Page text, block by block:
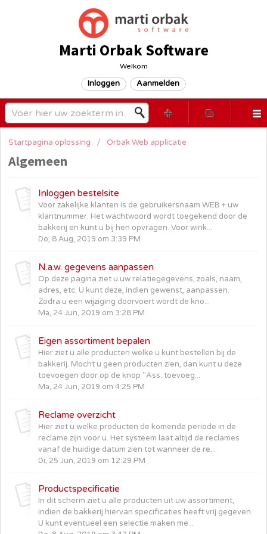
Marti Orbak Software
Welkom
Inloggen Aanmelden
Startpagina oplossing Orbak Web applicatie
Algemeen
Inloggen bestelsite
Voor zakelijke klanten is de gebruikersnaam WEB + uw
klantnummer. Het wachtwoord wordt toegekend door de
bakkerij en kunt u bij hen opvragen. Voor wink...
Do, 8 Aug, 2019 om 3:39 PM
N.a.w. gegevens aanpassen
Op deze pagina ziet u uw relatiegegevens, zoals, naam,
adres, etc. U kunt deze, indien gewenst, aanpassen.
Zodra u een wijziging doorvoert wordt de kno...
Ma, 24 Jun, 2019 om 3:28 PM
Eigen assortiment bepalen
Hier ziet u alle producten welke u kunt bestellen bij de
bakkerij. Mocht u geen producten zien, dan kunt u deze
toevoegen door op de knop "Ass. toevoeg...
Ma, 24 Jun, 2019 om 4:25 PM
Reclame overzicht
Hier ziet u welke producten de komende periode in de
reclame zijn voor u. Het systeem laat altijd de reclames
vanaf de huidige datum zien tot wanneer de re...
Di, 25 Jun, 2019 om 12:29 PM
Productspecificatie
In dit scherm ziet u alle producten uit uw assortiment,
indien de bakkerij hiervan specificaties heeft vrij gegeven.
U kunt eventueel een selectie maken me...